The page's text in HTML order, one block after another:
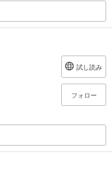
試し読み
フォロー